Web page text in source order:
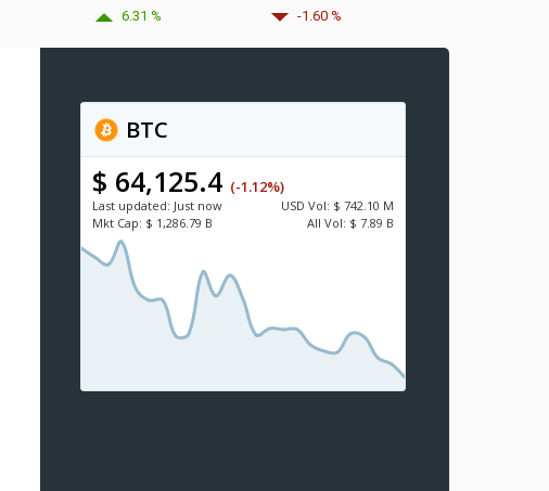
6.31 % -1.60 %
BTC
$ 64,125.4 (-1.12%)
Last updated: Just now USD Vol: $ 742.10 M
Mkt Cap: $ 1,286.79 B All Vol: $ 7.89 B